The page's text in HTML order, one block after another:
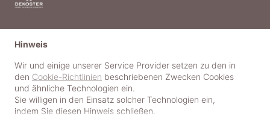
Hinweis
Wir und einige unserer Service Provider setzen zu den in
den Cookie-Richtlinien beschriebenen Zwecken Cookies
und ähnliche Technologien ein.
Sie willigen in den Einsatz solcher Technologien ein,
indem Sie diesen Hinweis schließen.